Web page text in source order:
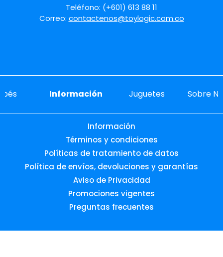
Teléfono: (+601) 613 88 11
Correo: contactenos@toylogic.com.co
Información Juguetes Sobre
Información
Términos y condiciones
Políticas de tratamiento de datos
Política de envíos, devoluciones y garantías
Aviso de Privacidad
Promociones vigentes
Preguntas frecuentes